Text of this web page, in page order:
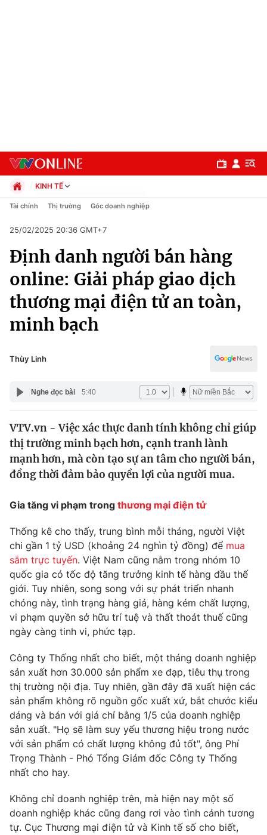
Chuyên mục
Chính trị
Xã hội
Tin tức
Thế giới đó đây
Câu chuyện quốc tế
Kinh tế
Tài chính
Dữ liệu và đời sống
Truyền hình
Phim VTV
Hậu trường
Nhân vật
Khán giả
Giải sao mai
Giải trí
Điện ảnh
Âm nhạc
Sao
Đời sống
Du lịch
Làm đẹp
Chất lượng cuộc sống
Giáo dục
Học trực tuyến
Công nghệ
Hitech Công nghệ tương lai
Sản phẩm
Thị trường
Tư vấn
Giao lưu trực tuyến
Lịch phát sóng
Chuyên mục khác
Photo Infographic
KINH TẾ
Chính trị
Pháp luật
Kinh tế
Thể thao
Truyền hình
Văn hóa - Giải trí
Đời sống
Giáo dục
Tài chính Thị trường Góc doanh nghiệp
25/02/2025 20:36 GMT+7
Định danh người bán hàng
online: Giải pháp giao dịch
thương mại điện tử an toàn,
minh bạch
Thùy Linh
Nghe đọc bài 5:40
VTV.vn - Việc xác thực danh tính không chỉ giúp
thị trường minh bạch hơn, cạnh tranh lành
mạnh hơn, mà còn tạo sự an tâm cho người bán,
đồng thời đảm bảo quyền lợi của người mua.
Gia tăng vi phạm trong thương mại điện tử
Thống kê cho thấy, trung bình mỗi tháng, người Việt
chi gần 1 tỷ USD (khoảng 24 nghìn tỷ đồng) để mua
sắm trực tuyến. Việt Nam cũng nằm trong nhóm 10
quốc gia có tốc độ tăng trưởng kinh tế hàng đầu thế
giới. Tuy nhiên, song song với sự phát triển nhanh
chóng này, tình trạng hàng giả, hàng kém chất lượng,
vi phạm quyền sở hữu trí tuệ và thất thoát thuế cũng
ngày càng tinh vi, phức tạp.
Công ty Thống nhất cho biết, một tháng doanh nghiệp
sản xuất hơn 30.000 sản phẩm xe đạp, tiêu thụ trong
thị trường nội địa. Tuy nhiên, gần đây đã xuất hiện các
sản phẩm không rõ nguồn gốc xuất xứ, bắt chước kiểu
dáng và bán với giá chỉ bằng 1/5 của doanh nghiệp
sản xuất. "Họ sẽ làm suy yếu thương hiệu trong nước
với sản phẩm có chất lượng không đủ tốt", ông Phí
Trọng Thành - Phó Tổng Giám đốc Công ty Thống
nhất cho hay.
Không chỉ doanh nghiệp trên, mà hiện nay một số
doanh nghiệp khác cũng đang rơi vào tình cảnh tương
tự. Cục Thương mại điện tử và Kinh tế số cho biết,